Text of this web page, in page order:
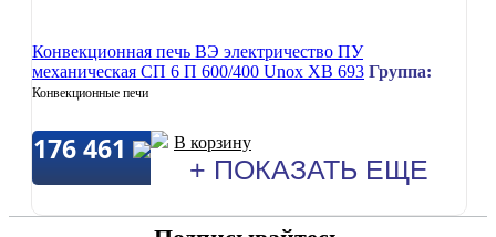
Конвекционная печь ВЭ электричество ПУ
механическая СП 6 П 600/400 Unox XB 693 Группа:
Конвекционные печи
176 461 В корзину
+ ПОКАЗАТЬ ЕЩЕ